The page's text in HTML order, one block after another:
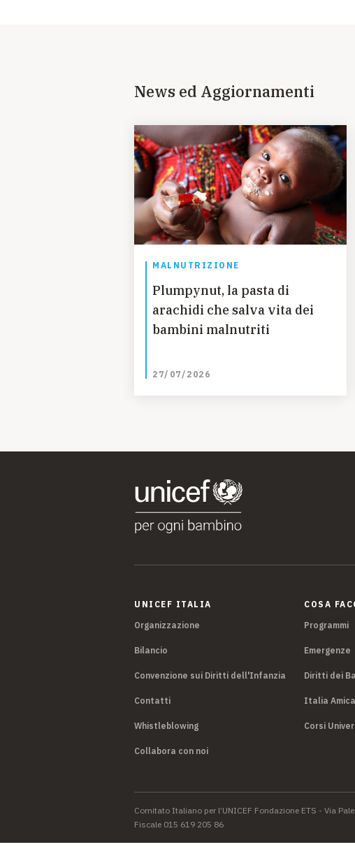
News ed Aggiornamenti
MALNUTRIZIONE
Plumpynut, la pasta di
arachidi che salva vita dei
bambini malnutriti
27/07/2026
UNICEF ITALIA
Organizzazione
Bilancio
Convenzione sui Diritti dell'Infanzia
Contatti
Whistleblowing
Collabora con noi
COSA
Programmi
Emergenze
Diritti dei
Italia Amica
Corsi
Comitato Italiano per l’UNICEF Fondazione ETS - Via
Fiscale 015 619 205 86